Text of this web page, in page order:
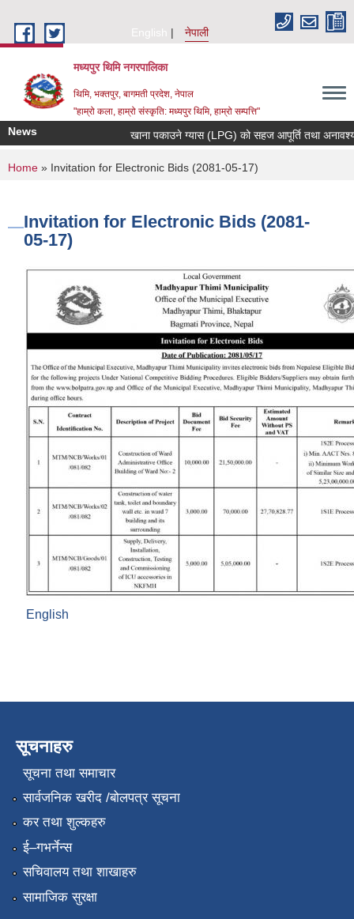
English
नेपाली
मध्यपुर थिमि नगरपालिका
थिमि, भक्तपुर, बागमती प्रदेश, नेपाल
"हाम्रो कला, हाम्रो संस्कृति: मध्यपुर थिमि, हाम्रो सम्पत्ति"
News खाना पकाउने ग्यास (LPG) को सहज आपूर्ति तथा
You are here
Home » Invitation for Electronic Bids (2081-05-17)
Invitation for Electronic Bids (2081-
05-17)
English
सूचनाहरु
सूचना तथा समाचार
सार्वजनिक खरीद /बोलपत्र सूचना
कर तथा शुल्कहरु
ई–गभर्नेन्स
सचिवालय तथा शाखाहरु
सामाजिक सुरक्षा